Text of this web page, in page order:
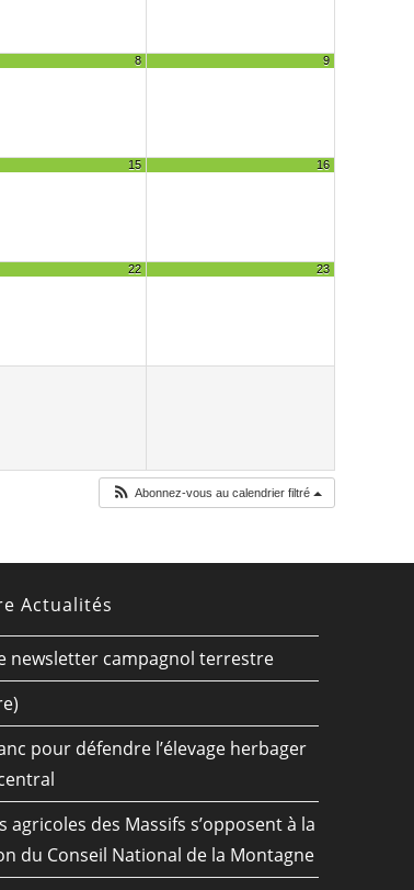
8 9
15 16
22 23
Abonnez-vous au calendrier filtré
Actualités
newsletter campagnol terrestre
pour défendre l’élevage herbager
agricoles des Massifs s’opposent à la
du Conseil National de la Montagne